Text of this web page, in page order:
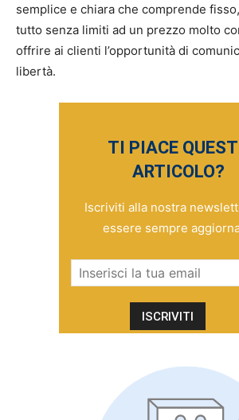
semplice e chiara che comprende
tutto senza limiti ad un prezzo molto
offrire ai clienti l’opportunità di
libertà.
TI PIACE
ARTICOLO?
Iscriviti alla nostra
essere sempre